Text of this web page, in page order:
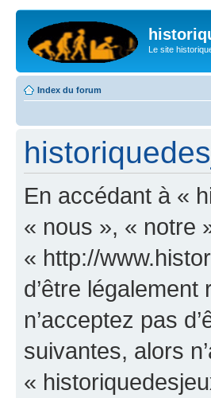
Le site
Index du forum
En accédant à «
« nous », « notre
« http://
d’être
n’acceptez pas
suivantes, alors
«